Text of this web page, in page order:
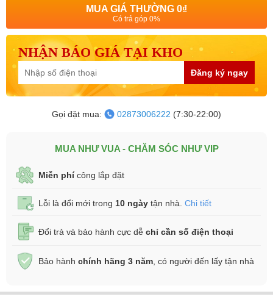
MUA GIÁ THƯỜNG 0₫
Có trả góp 0%
NHẬN BÁO GIÁ TẠI KHO
Đăng ký ngay
Gọi đặt mua: 02873006222 (7:30-22:00)
MUA NHƯ VUA - CHĂM SÓC NHƯ VIP
Miễn phícông lắp đặt
Lỗi là đổi mới trong 10 ngày tận nhà. Chi tiết
Đổi trả và bảo hành cực dễ chỉ cần số điện thoại
Bảo hành chính hãng 3 năm , có người đến lấy tận nhà